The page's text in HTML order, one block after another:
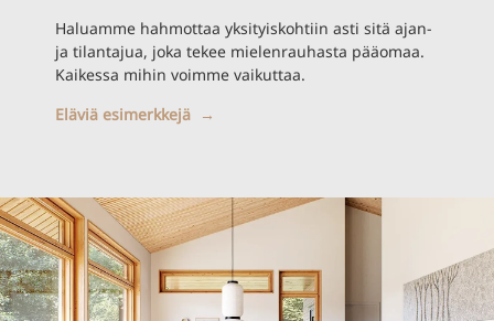
Haluamme hahmottaa yksityiskohtiin asti sitä ajan-
ja tilantajua, joka tekee mielenrauhasta pääomaa.
Kaikessa mihin voimme vaikuttaa.
Eläviä esimerkkejä →